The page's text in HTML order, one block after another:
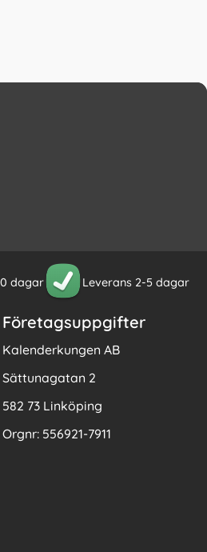
dagar Leverans 2-5 dagar
Företagsuppgifter
Kalenderkungen AB
Sättunagatan 2
582 73 Linköping
Orgnr: 556921-7911